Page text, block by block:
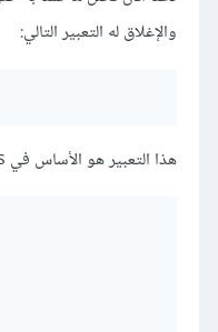
والإغلاق له التعبير التالي:
هذا التعبير هو الأساس في Vue.js، سنتحدّث عنه بعد قليل. الآن لاحظ معي شيفرة JavaScript التالية: